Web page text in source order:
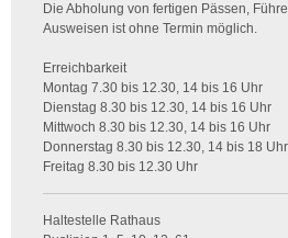
Die Abholung von fertigen Pässen,
Ausweisen ist ohne Termin möglich.
Erreichbarkeit
Montag 7.30 bis 12.30, 14 bis 16 Uhr
Dienstag 8.30 bis 12.30, 14 bis 16 Uhr
Mittwoch 8.30 bis 12.30, 14 bis 16 Uhr
Donnerstag 8.30 bis 12.30, 14 bis 18 Uhr
Freitag 8.30 bis 12.30 Uhr
Haltestelle Rathaus